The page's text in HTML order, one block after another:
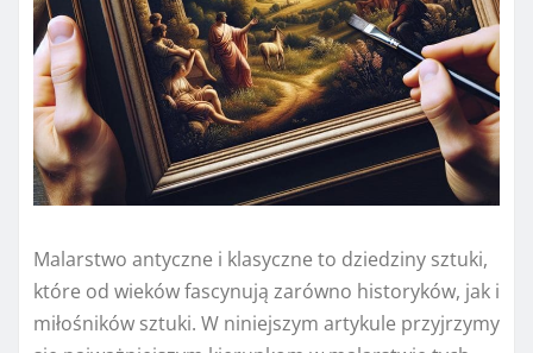
Malarstwo antyczne i klasyczne to dziedziny sztuki,
które od wieków fascynują zarówno historyków, jak i
miłośników sztuki. W niniejszym artykule przyjrzymy